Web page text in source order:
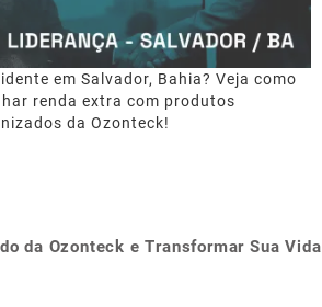
em Salvador, Bahia? Veja como
renda extra com produtos
da Ozonteck!
da Ozonteck e Transformar Sua Vida